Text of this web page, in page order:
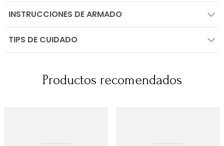
INSTRUCCIONES DE ARMADO
TIPS DE CUIDADO
Productos recomendados